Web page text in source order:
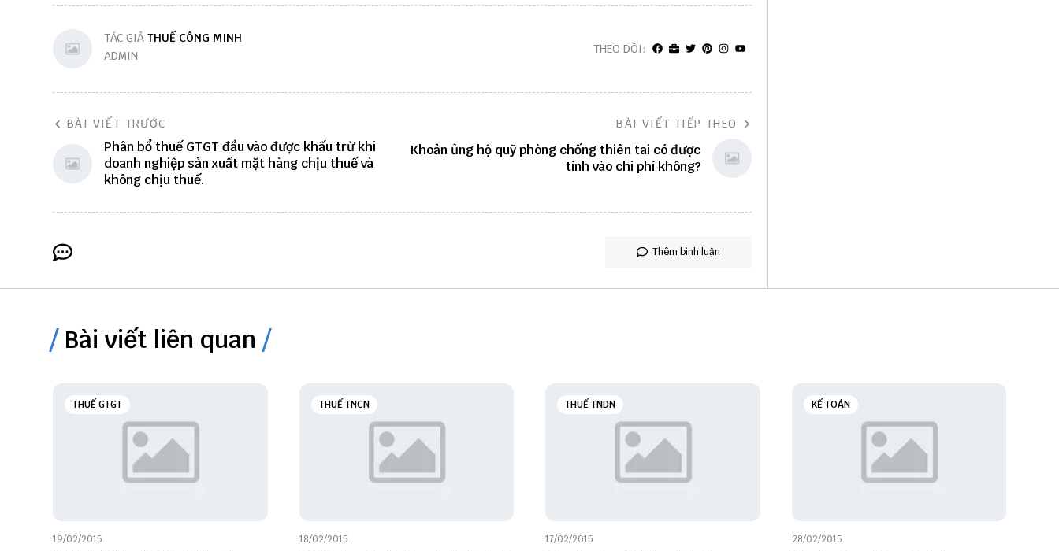
TÁC GIẢ THUẾ CÔNG MINH
ADMIN
THEO DÕI:
BÀI VIẾT TRƯỚC
Phân bổ thuế GTGT đầu vào được khấu trừ khi
doanh nghiệp sản xuất mặt hàng chịu thuế và
không chịu thuế.
BÀI VIẾT TIẾP THEO
Khoản ủng hộ quỹ phòng chống thiên tai có được
tính vào chi phí không?
Thêm bình luận
Bài viết liên quan
THUẾ GTGT
19/02/2015
THUẾ TNCN
18/02/2015
THUẾ TNDN
17/02/2015
KẾ TOÁN
28/02/2015